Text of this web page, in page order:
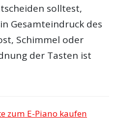
solltest,
Gesamteindruck des
Schimmel oder
der Tasten ist
zum E-Piano kaufen